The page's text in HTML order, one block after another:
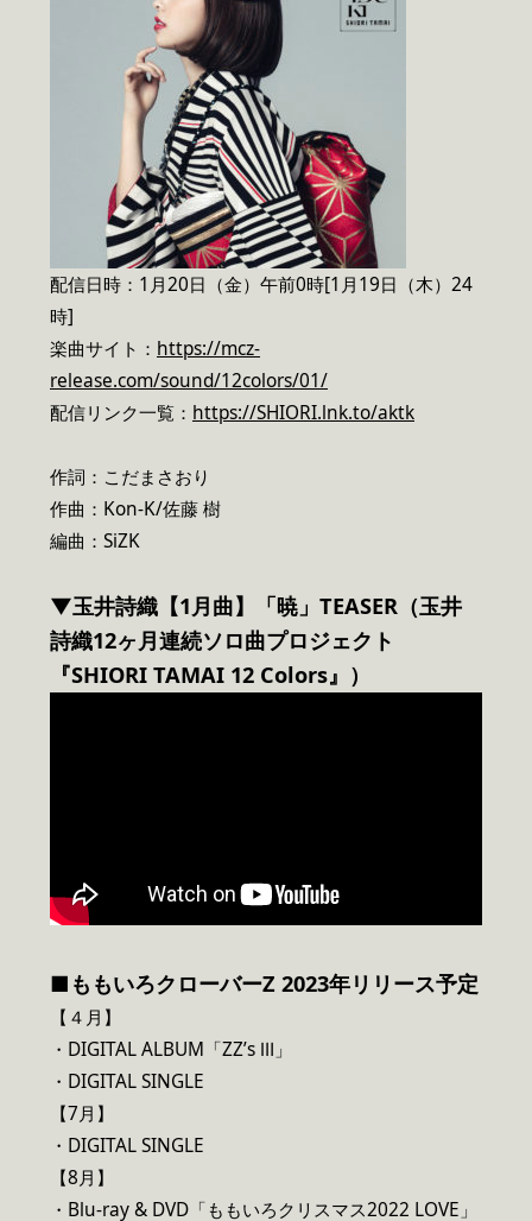
配信日時：1月20日（金）午前0時[1月19日（木）24
時]
楽曲サイト： https://mcz-
release.com/sound/12colors/01/
配信リンク一覧： https://SHIORI.lnk.to/aktk
作詞：こだまさおり
作曲：Kon-K/佐藤 樹
編曲：SiZK
▼玉井詩織【1月曲】「暁」TEASER（玉井
詩織12ヶ月連続ソロ曲プロジェクト
『SHIORI TAMAI 12 Colors』）
■ももいろクローバーZ 2023年リリース予定
【４月】
・DIGITAL ALBUM「ZZ’s Ⅲ」
・DIGITAL SINGLE
【7月】
・DIGITAL SINGLE
【8月】
・Blu-ray & DVD「ももいろクリスマス2022 LOVE」